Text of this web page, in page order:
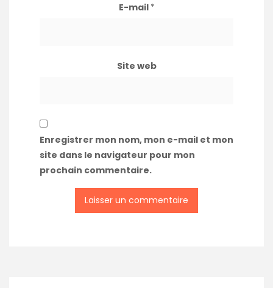
E-mail *
Site web
Enregistrer mon nom, mon e-mail et mon
site dans le navigateur pour mon
prochain commentaire.